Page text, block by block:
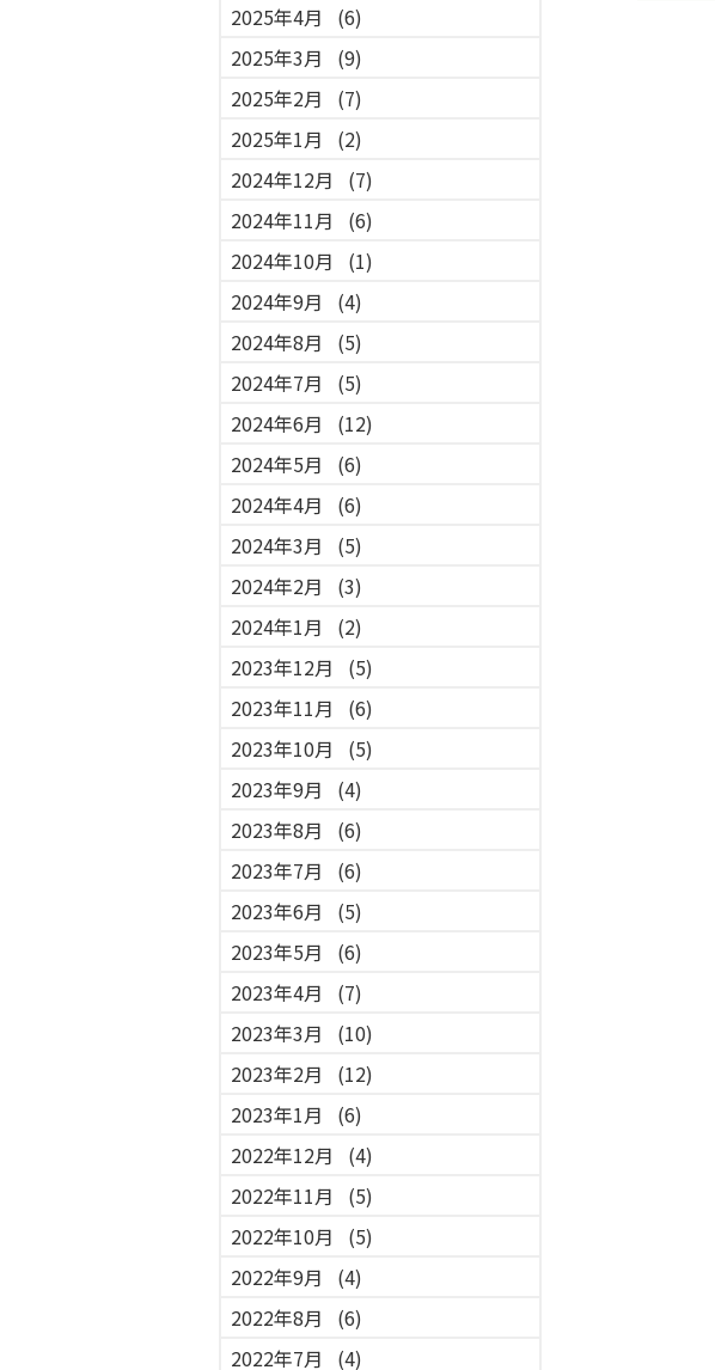
2025年4月
(6)
2025年3月
(9)
2025年2月
(7)
2025年1月
(2)
2024年12月
(7)
2024年11月
(6)
2024年10月
(1)
2024年9月
(4)
2024年8月
(5)
2024年7月
(5)
2024年6月
(12)
2024年5月
(6)
2024年4月
(6)
2024年3月
(5)
2024年2月
(3)
2024年1月
(2)
2023年12月
(5)
2023年11月
(6)
2023年10月
(5)
2023年9月
(4)
2023年8月
(6)
2023年7月
(6)
2023年6月
(5)
2023年5月
(6)
2023年4月
(7)
2023年3月
(10)
2023年2月
(12)
2023年1月
(6)
2022年12月
(4)
2022年11月
(5)
2022年10月
(5)
2022年9月
(4)
2022年8月
(6)
2022年7月
(4)